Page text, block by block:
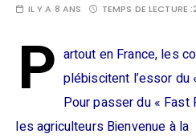
IL Y A 8 ANS TEMPS DE LECTURE :
P artout en France, les
plébiscitent l’essor du
Pour passer du « Fast
les agriculteurs Bienvenue à la